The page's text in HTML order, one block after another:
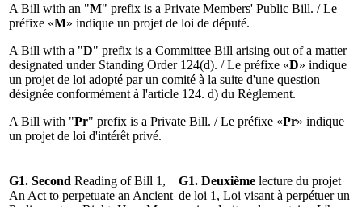
A Bill with an "M" prefix is a Private Members' Public Bill. / Le
préfixe «M» indique un projet de loi de député.
A Bill with a "D" prefix is a Committee Bill arising out of a matter
designated under Standing Order 124(d). / Le préfixe «D» indique
un projet de loi adopté par un comité à la suite d'une question
désignée conformément à l'article 124. d) du Règlement.
A Bill with "Pr" prefix is a Private Bill. / Le préfixe «Pr» indique
un projet de loi d'intérêt privé.
G1. Second Reading of Bill 1,
An Act to perpetuate an Ancient
G1. Deuxième lecture du projet
de loi 1, Loi visant à perpétuer un